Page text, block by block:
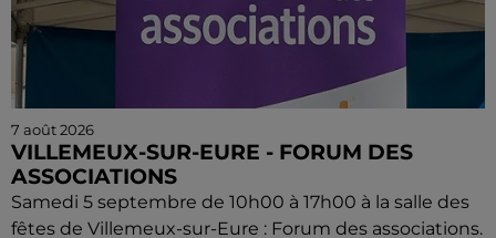
7 août 2026
VILLEMEUX-SUR-EURE - FORUM DES
ASSOCIATIONS
Samedi 5 septembre de 10h00 à 17h00 à la salle des
fêtes de Villemeux-sur-Eure : Forum des associations.